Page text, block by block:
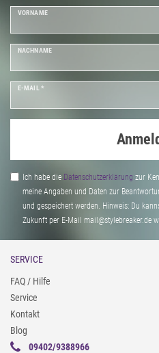
VORNAME
NACHNAME
E-MAIL *
Ich habe die Daten­schutz­erklärung zur
meine Angaben und Daten zur
und gespeichert werden. Hinweis: Du
Zukunft per E-Mail mail@stylebreaker.de
SERVICE
FAQ / Hilfe
Service
Kontakt
Blog
09402/9388966